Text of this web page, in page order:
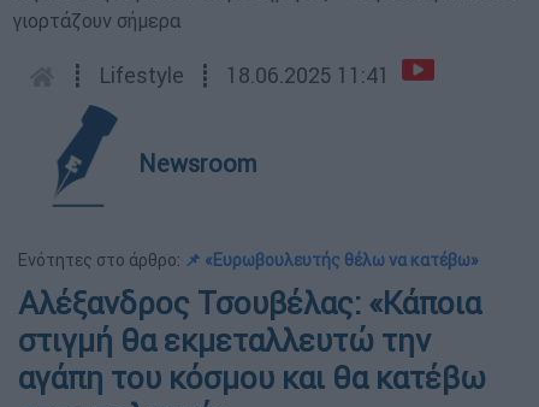
γιορτάζουν σήμερα
┋ Lifestyle ┋ 18.06.2025 11:41
Newsroom
Ενότητες στο άρθρο: 📌 «Ευρωβουλευτής θέλω να κατέβω»
Αλέξανδρος Τσουβέλας: «Κάποια
στιγμή θα εκμεταλλευτώ την
αγάπη του κόσμου και θα κατέβω